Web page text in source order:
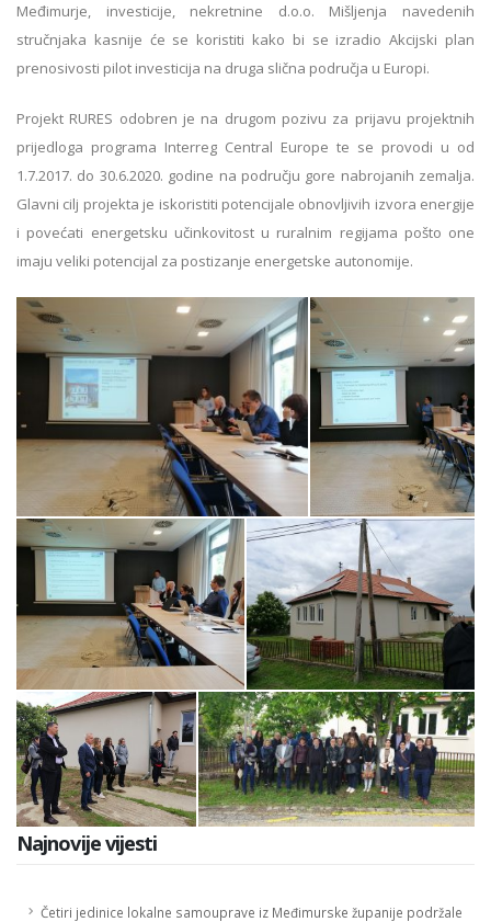
Međimurje, investicije, nekretnine d.o.o. Mišljenja navedenih
stručnjaka kasnije će se koristiti kako bi se izradio Akcijski plan
prenosivosti pilot investicija na druga slična područja u Europi.
Projekt RURES odobren je na drugom pozivu za prijavu projektnih
prijedloga programa Interreg Central Europe te se provodi u od
1.7.2017. do 30.6.2020. godine na području gore nabrojanih zemalja.
Glavni cilj projekta je iskoristiti potencijale obnovljivih izvora energije
i povećati energetsku učinkovitost u ruralnim regijama pošto one
imaju veliki potencijal za postizanje energetske autonomije.
Najnovije vijesti
Četiri jedinice lokalne samouprave iz Međimurske županije podržale